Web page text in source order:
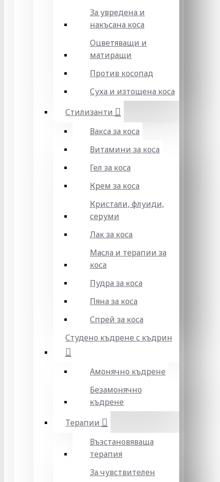
За увредена и
накъсана коса
Оцветяващи и
матиращи
Против косопад
Суха и изтощена коса
Стилизанти
Вакса за коса
Витамини за коса
Гел за коса
Крем за коса
Кристали, флуиди,
серуми
Лак за коса
Масла и терапии за
коса
Пудра за коса
Пяна за коса
Спрей за коса
Студено къдрене с къдрин
Амонячно къдрене
Безамонячно
къдрене
Терапии
Възстановяваща
терапия
За чувствителен